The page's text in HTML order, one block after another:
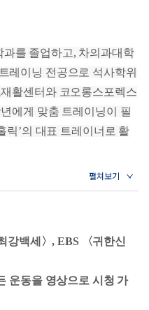
기
홈트레이닝
리 운동
펴기
턱걸이
회전
부리기
기
말하기도 합니다. 하지만
감각, 심폐지구력, 유연성
기나, 갱년기 등이 시니어
니다. 이처럼 50세 전후부
될 수 있습니다.
는 말이 있습니다. 왜일까
수 있습니다. 배터리가 큰
니라, 여기저기 아프고, 금
스럽게도 이 배터리는 운
동을 하면 피곤해질 거라
는 규칙적인 운동은 피곤
는 배터리가 커지면 일상
를 졸업하고, 차의과대학
레이닝 전공으로 석사학위
활센터와 코오롱스포렉스
에게 맞춤 트레이닝이 필
릭’의 대표 트레이너로 활
문 채널 헬시TV’를 운영하
〈생생정보〉, MBC
동법을 소개하였다. 이외
을 통해 시니어 체육의 현
코스 마라톤 30여 차례 완
천하며, 시니어의 건강과
백세〉, EBS 〈귀한신
운동을 영상으로 시청 가